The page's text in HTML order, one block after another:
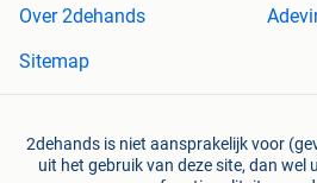
Over 2dehands
Sitemap
2dehands is niet aansprakelijk voor
uit het gebruik van deze site, dan